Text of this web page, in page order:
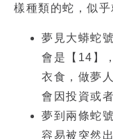
樣種類的蛇，似乎
夢見大蟒蛇
會是【14】
衣食，做夢
會因投資或
夢到兩條蛇號
容易被突然